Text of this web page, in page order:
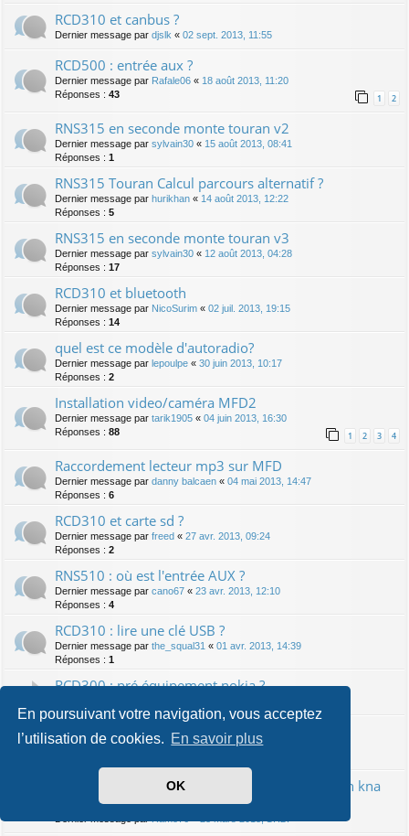
En poursuivant votre navigation, vous acceptez
l’utilisation de cookies. En savoir plus
OK
RCD310 et canbus ?
Dernier message par djslk « 02 sept. 2013, 11:55
RCD500 : entrée aux ?
Dernier message par Rafale06 « 18 août 2013, 11:20
Réponses : 43 1 2
RNS315 en seconde monte touran v2
Dernier message par sylvain30 « 15 août 2013, 08:41
Réponses : 1
RNS315 Touran Calcul parcours alternatif ?
Dernier message par hurikhan « 14 août 2013, 12:22
Réponses : 5
RNS315 en seconde monte touran v3
Dernier message par sylvain30 « 12 août 2013, 04:28
Réponses : 17
RCD310 et bluetooth
Dernier message par NicoSurim « 02 juil. 2013, 19:15
Réponses : 14
quel est ce modèle d'autoradio?
Dernier message par lepoulpe « 30 juin 2013, 10:17
Réponses : 2
Installation video/caméra MFD2
Dernier message par tarik1905 « 04 juin 2013, 16:30
Réponses : 88 1 2 3 4
Raccordement lecteur mp3 sur MFD
Dernier message par danny balcaen « 04 mai 2013, 14:47
Réponses : 6
RCD310 et carte sd ?
Dernier message par freed « 27 avr. 2013, 09:24
Réponses : 2
RNS510 : où est l'entrée AUX ?
Dernier message par cano67 « 23 avr. 2013, 12:10
Réponses : 4
RCD310 : lire une clé USB ?
Dernier message par the_squal31 « 01 avr. 2013, 14:39
Réponses : 1
RCD300 : pré équipement nokia ?
RCD500 : fiches à l'arrière ?
Dernier message parmegamach1975«24 mars 2013, 14:06
Kenwood ddx 7025 avec système de navigation kna
dv-3200